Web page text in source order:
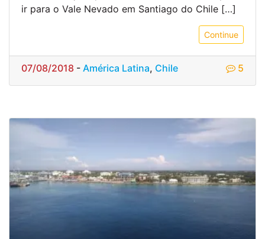
ir para o Vale Nevado em Santiago do Chile […]
Continue
07/08/2018 - América Latina, Chile 5